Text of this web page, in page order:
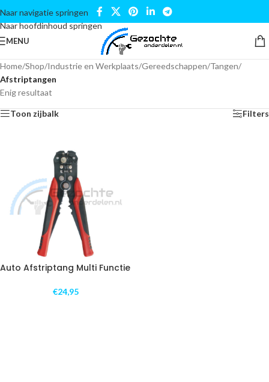
Naar navigatie springen
Naar hoofdinhoud springen
MENU
Home/Shop/Industrie en Werkplaats/Gereedschappen/Tangen/
Afstriptangen
Enig resultaat
Toon zijbalk Filters
Auto Afstriptang Multi Functie
€24,95